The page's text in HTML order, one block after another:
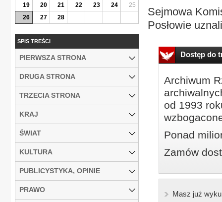
Sejmowa
Posłowie
Dostęp do
Archiwum
od 1993
Ponad
Zamów
Masz już
19
20 21 22 23 24
25
26
27 28
SPIS TREŚCI
PIERWSZA STRONA
DRUGA STRONA
TRZECIA STRONA
KRAJ
ŚWIAT
KULTURA
PUBLICYSTYKA, OPINIE
PRAWO